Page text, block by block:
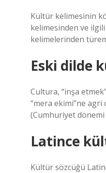
Kültür kelimesinin
kelimesinden ve
kelimelerinden
Eski dilde
Cultura, “inşa
“mera ekimi”ne agri
(Cumhuriyet dönemi
Latince
Kültür sözcüğü